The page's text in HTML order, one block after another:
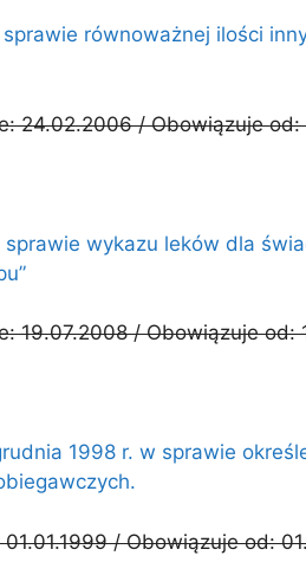
równoważnej ilości
24.02.2006 / Obowiązuje
wykazu leków dla
19.07.2008 / Obowiązuje od:
1998 r. w sprawie
/ Obowiązuje od: